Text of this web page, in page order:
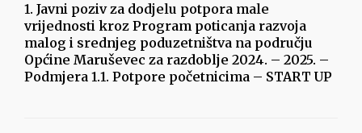
1. Javni poziv za dodjelu potpora male
vrijednosti kroz Program poticanja razvoja
malog i srednjeg poduzetništva na području
Općine Maruševec za razdoblje 2024. – 2025. –
Podmjera 1.1. Potpore početnicima – START UP